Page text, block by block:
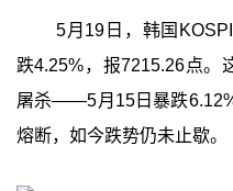
5月19日，韩国
跌4.25%，报7215.26点。
屠杀——5月15日暴跌
熔断，如今跌势仍未止歇。